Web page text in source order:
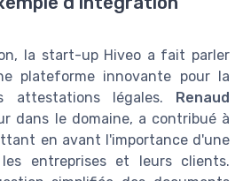
la start-up Hiveo a fait parler
plateforme innovante pour la
attestations légales.
Renaud
dans le domaine, a contribué à
en avant l'importance d'une
entreprises et leurs clients.